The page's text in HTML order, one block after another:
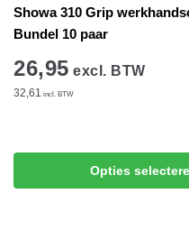
Showa 310 Grip
Bundel 10 paar
26,95 excl. BTW
32,61 incl. BTW
Opties
heeft